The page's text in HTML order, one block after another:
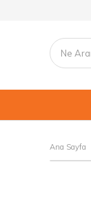
Ana Sayfa